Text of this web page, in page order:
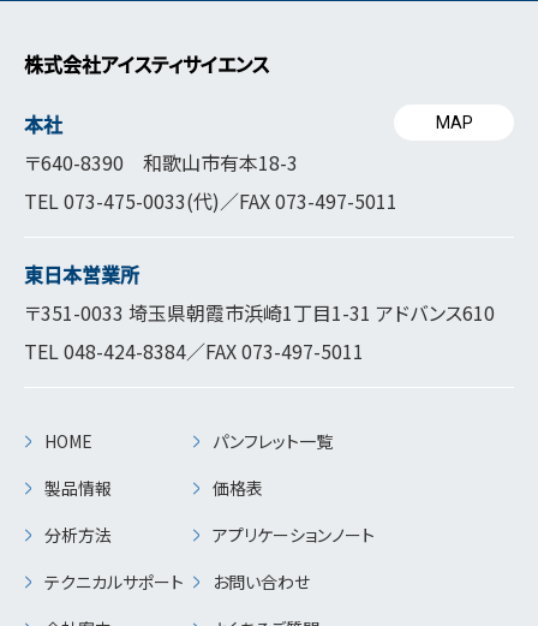
株式会社アイスティサイエンス
本社
〒640-8390 和歌山市有本18-3
TEL073-475-0033(代)／FAX 073-497-5011
MAP
東日本営業所
〒351-0033 埼玉県朝霞市浜崎1丁目1-31 アドバンス610
TEL048-424-8384／FAX 073-497-5011
HOME
製品情報
分析方法
テクニカルサポート
パンフレット一覧
価格表
アプリケーションノート
お問い合わせ